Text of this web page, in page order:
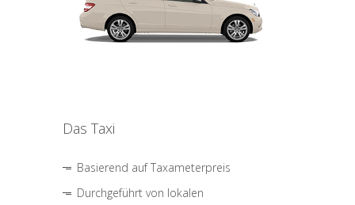
Das Taxi
Basierend auf Taxameterpreis
Durchgeführt von lokalen